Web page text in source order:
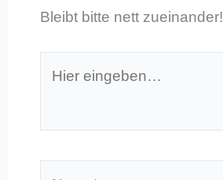
Bleibt bitte nett zueinander!
eingeben…